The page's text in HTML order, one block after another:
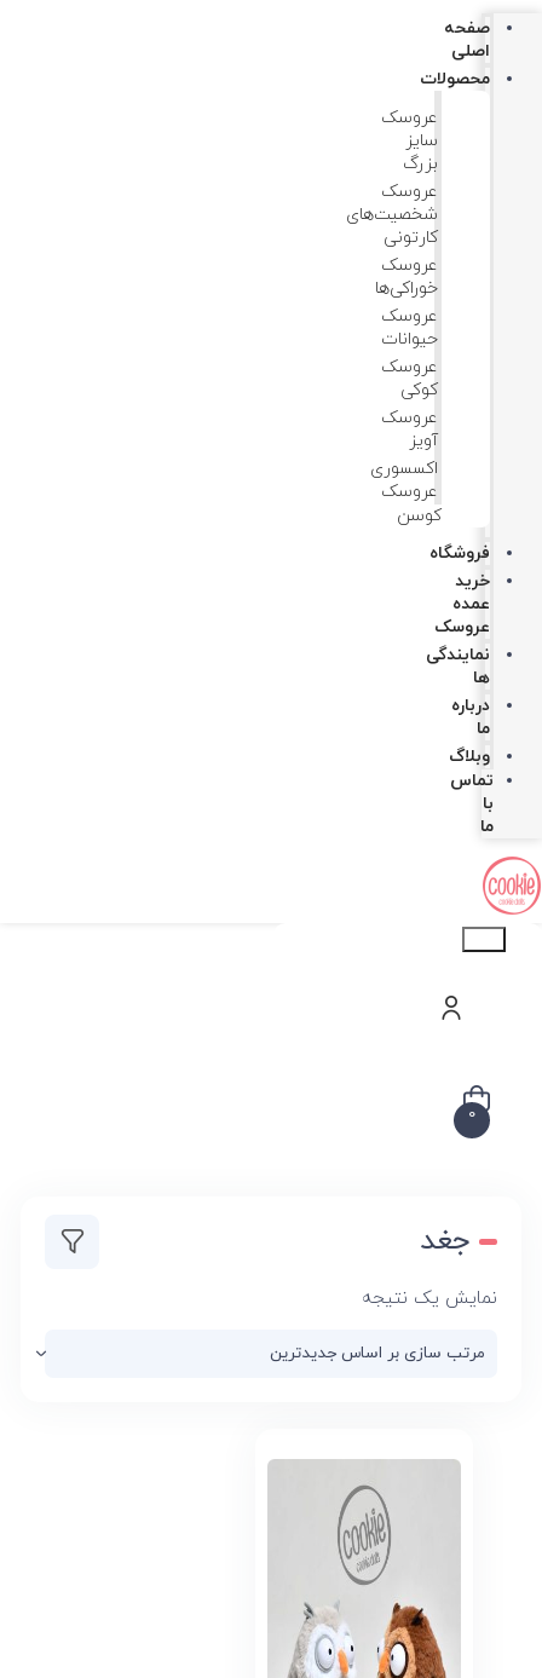
صفحه
اصلی
محصولات
عروسک
سایز
بزرگ
عروسک‌
شخصیت‌های
کارتونی
عروسک
خوراکی‌ها
عروسک
حیوانات
عروسک
کوکی
عروسک
آویز
اکسسوری
عروسک
کوسن
فروشگاه
خرید
عمده
عروسک
نمایندگی
ها
درباره
ما
وبلاگ
تماس
با
ما
Products
search
0
جغد
نمایش یک نتیجه